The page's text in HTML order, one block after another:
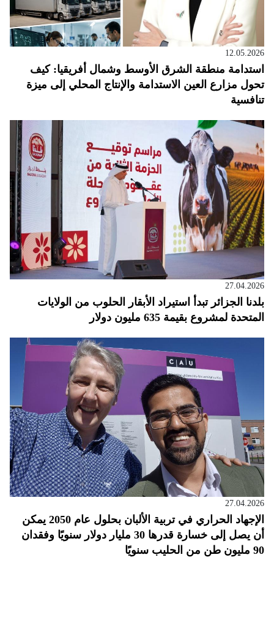
12.05.2026
استدامة منطقة الشرق الأوسط وشمال أفريقيا: كيف
تحول مزارع العين الاستدامة والإنتاج المحلي إلى ميزة
تنافسية
27.04.2026
بلدنا الجزائر تبدأ استيراد الأبقار الحلوب من الولايات
المتحدة لمشروع بقيمة 635 مليون دولار
27.04.2026
الإجهاد الحراري في تربية الألبان بحلول عام 2050 يمكن
أن يصل إلى خسارة قدرها 30 مليار دولار سنويًا وفقدان
90 مليون طن من الحليب سنويًا